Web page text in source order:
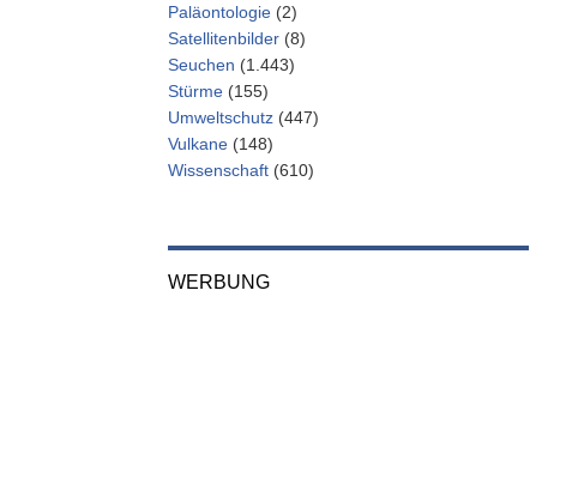
Paläontologie (2)
Satellitenbilder (8)
Seuchen (1.443)
Stürme (155)
Umweltschutz (447)
Vulkane (148)
Wissenschaft (610)
WERBUNG